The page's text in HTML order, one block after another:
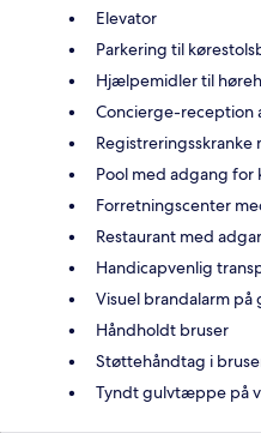
Elevator
Parkering til
Hjælpemidler til
Concierge-reception
Pool med adgang
Forretningscenter
Restaurant med
Handicapvenlig
Visuel brandalarm på
Håndholdt bruser
Støttehåndtag i
Tyndt gulvtæppe på